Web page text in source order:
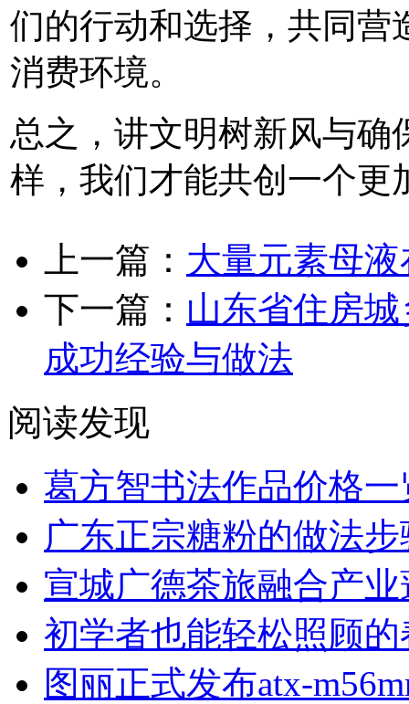
们的行动和选择，共同
消费环境。
总之，讲文明树新风与确
样，我们才能共创一个更
上一篇： 大量元素母
下一篇： 山东省住房
成功经验与做法
阅读发现
葛方智书法作品价格一
广东正宗糖粉的做法步
宣城广德茶旅融合产
初学者也能轻松照顾
图丽正式发布atx-